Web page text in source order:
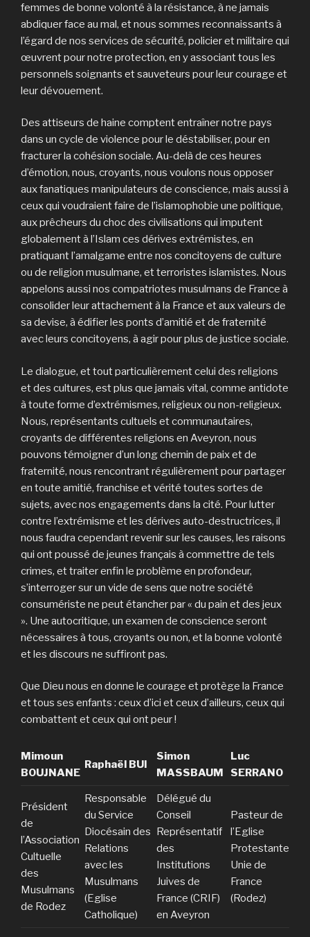
femmes de bonne volonté à la résistance, à ne jamais
abdiquer face au mal, et nous sommes reconnaissants à
l’égard de nos services de sécurité, policier et militaire qui
œuvrent pour notre protection, en y associant tous les
personnels soignants et sauveteurs pour leur courage et
leur dévouement.
Des attiseurs de haine comptent entraîner notre pays
dans un cycle de violence pour le déstabiliser, pour en
fracturer la cohésion sociale. Au-delà de ces heures
d’émotion, nous, croyants, nous voulons nous opposer
aux fanatiques manipulateurs de conscience, mais aussi à
ceux qui voudraient faire de l’islamophobie une politique,
aux prêcheurs du choc des civilisations qui imputent
globalement à l’Islam ces dérives extrémistes, en
pratiquant l’amalgame entre nos concitoyens de culture
ou de religion musulmane, et terroristes islamistes. Nous
appelons aussi nos compatriotes musulmans de France à
consolider leur attachement à la France et aux valeurs de
sa devise, à édifier les ponts d’amitié et de fraternité
avec leurs concitoyens, à agir pour plus de justice sociale.
Le dialogue, et tout particulièrement celui des religions
et des cultures, est plus que jamais vital, comme antidote
à toute forme d’extrémismes, religieux ou non-religieux.
Nous, représentants cultuels et communautaires,
croyants de différentes religions en Aveyron, nous
pouvons témoigner d’un long chemin de paix et de
fraternité, nous rencontrant régulièrement pour partager
en toute amitié, franchise et vérité toutes sortes de
sujets, avec nos engagements dans la cité. Pour lutter
contre l’extrémisme et les dérives auto-destructrices, il
nous faudra cependant revenir sur les causes, les raisons
qui ont poussé de jeunes français à commettre de tels
crimes, et traiter enfin le problème en profondeur,
s’interroger sur un vide de sens que notre société
consumériste ne peut étancher par « du pain et des jeux
». Une autocritique, un examen de conscience seront
nécessaires à tous, croyants ou non, et la bonne volonté
et les discours ne suffiront pas.
Que Dieu nous en donne le courage et protège la France
et tous ses enfants : ceux d’ici et ceux d’ailleurs, ceux qui
combattent et ceux qui ont peur !
Mimoun
BOUJNANE
Raphaël BUI
Simon
MASSBAUM
Luc
SERRANO
Président
de
l’Association
Cultuelle
des
Musulmans
de Rodez
Responsable
du Service
Diocésain des
Relations
avec les
Musulmans
(Eglise
Catholique)
Délégué du
Conseil
Représentatif
des
Institutions
Juives de
France (CRIF)
en Aveyron
Pasteur de
l’Eglise
Protestante
Unie de
France
(Rodez)